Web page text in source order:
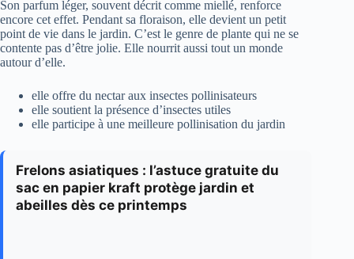
Son parfum léger, souvent décrit comme miellé, renforce
encore cet effet. Pendant sa floraison, elle devient un petit
point de vie dans le jardin. C’est le genre de plante qui ne se
contente pas d’être jolie. Elle nourrit aussi tout un monde
autour d’elle.
elle offre du nectar aux insectes pollinisateurs
elle soutient la présence d’insectes utiles
elle participe à une meilleure pollinisation du jardin
Frelons asiatiques : l’astuce gratuite du
sac en papier kraft protège jardin et
abeilles dès ce printemps